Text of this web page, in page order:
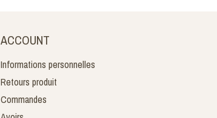
ACCOUNT
Informations personnelles
Retours produit
Commandes